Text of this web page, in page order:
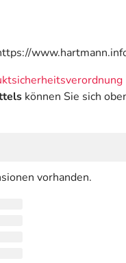
können Sie sich
vorhanden.